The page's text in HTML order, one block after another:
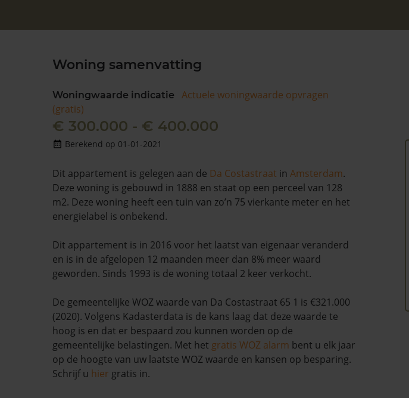
Woning samenvatting
Woningwaarde indicatie
Actuele woningwaarde opvragen
(gratis)
€ 300.000 - € 400.000
Berekend op 01-01-2021
Dit appartement is gelegen aan de Da Costastraat in Amsterdam.
Deze woning is gebouwd in 1888 en staat op een perceel van 128
m2. Deze woning heeft een tuin van zo’n 75 vierkante meter en het
energielabel is onbekend.
Dit appartement is in 2016 voor het laatst van eigenaar veranderd
en is in de afgelopen 12 maanden meer dan 8% meer waard
geworden. Sinds 1993 is de woning totaal 2 keer verkocht.
De gemeentelijke WOZ waarde van Da Costastraat 65 1 is €321.000
(2020). Volgens Kadasterdata is de kans laag dat deze waarde te
hoog is en dat er bespaard zou kunnen worden op de
gemeentelijke belastingen. Met het gratis WOZ alarm bent u elk jaar
op de hoogte van uw laatste WOZ waarde en kansen op besparing.
Schrijf u hier gratis in.